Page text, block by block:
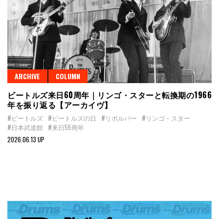
ARCHIVE COLUMN
ビートルズ来日60周年｜リンゴ・スターと転換期の1966
年を振り返る【アーカイヴ】
#ビートルズ #ビートルズの日 #リボルバー #リンゴ・スター
#日本武道館 #来日55周年
2026.06.13 UP